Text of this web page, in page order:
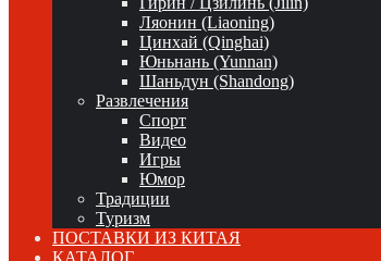
Ляонин (Liaoning)
Цинхай (Qinghai)
Юньнань (Yunnan)
Шаньдун (Shandong)
Развлечения
Спорт
Видео
Игры
Юмор
Традиции
Туризм
ПОСТАВКИ ИЗ КИТАЯ
КАТАЛОГ